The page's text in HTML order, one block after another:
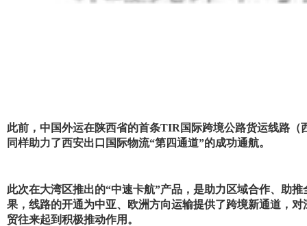
此前， 中国外运在陕西省的首条TIR国际跨境公路货运线路（
同样助力了西安出口国际物流“第四通道”的成功通航。
此次在大湾区推出的“中速卡航”产品，是助力区域合作、助
果，线路的开通为中亚、欧洲方向运输提供了跨境新通道，
贸往来起到积极推动作用。